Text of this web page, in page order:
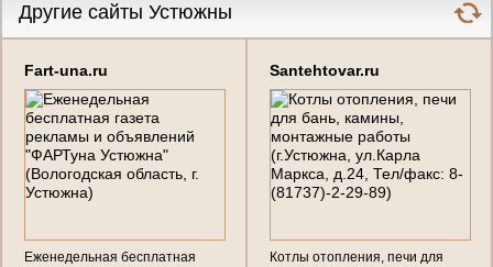
Другие сайты Устюжны
Fart-una.ru
Еженедельная бесплатная
Santehtovar.ru
Котлы отопления, печи для